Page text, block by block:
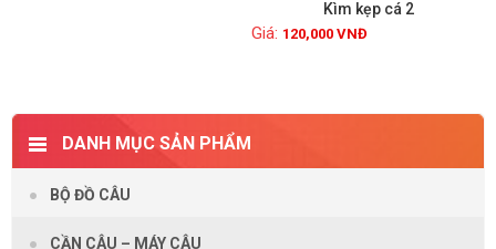
Kìm kẹp cá 2
120,000 VNĐ
DANH MỤC SẢN PHẨM
BỘ ĐỒ CÂU
CẦN CÂU – MÁY CÂU